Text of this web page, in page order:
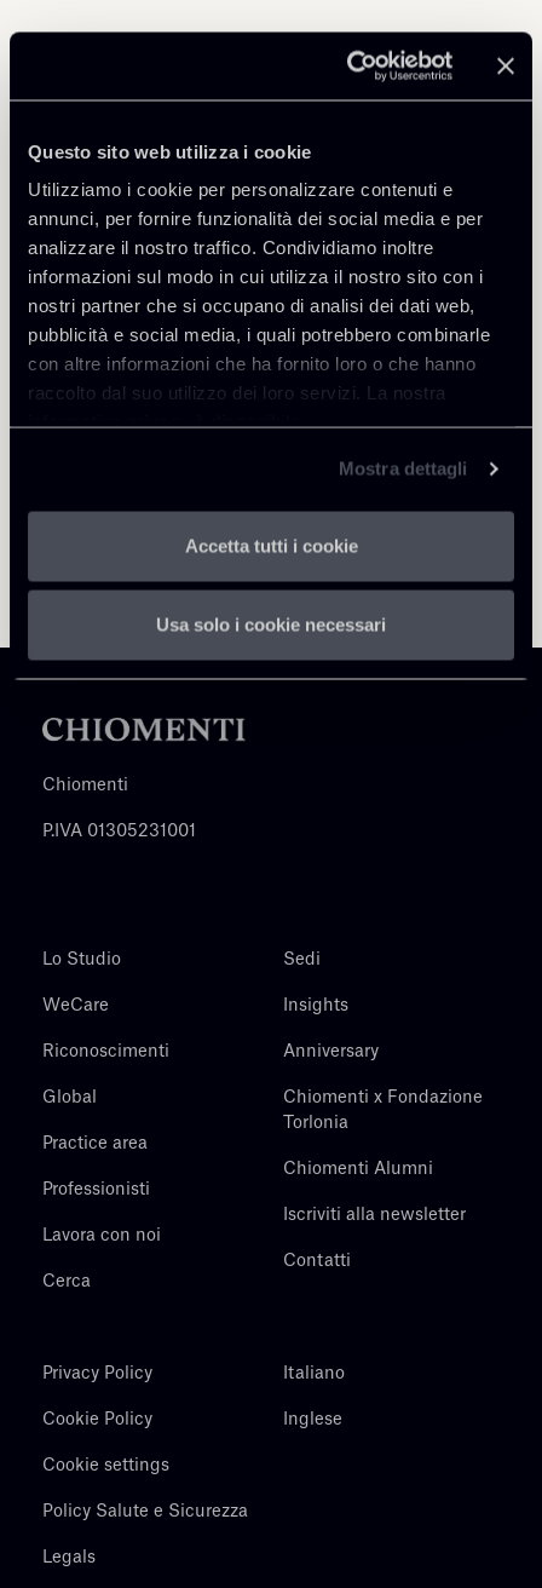
Questo sito web utilizza i cookie
Utilizziamo i cookie per personalizzare contenuti e
annunci, per fornire funzionalità dei social media e per
analizzare il nostro traffico. Condividiamo inoltre
informazioni sul modo in cui utilizza il nostro sito con i
nostri partner che si occupano di analisi dei dati web,
pubblicità e social media, i quali potrebbero combinarle
con altre informazioni che ha fornito loro o che hanno
raccolto dal suo utilizzo dei loro servizi. La nostra
informativa privacy è disponibilequi.
Mostra dettagli
Accetta tutti i cookie
Usa solo i cookie necessari
Torna agli Insights
Marco Di Siena
SEDI
Roma
Scopri il professionista
Chiomenti
P.IVA 01305231001
Lo Studio
WeCare
Riconoscimenti
Global
Practice area
Professionisti
Lavora con noi
Cerca
Sedi
Insights
Anniversary
Chiomenti x Fondazione
Torlonia
Chiomenti Alumni
Iscriviti alla newsletter
Contatti
Privacy Policy
Cookie Policy
Cookie settings
Policy Salute e Sicurezza
Legals
Italiano
Inglese